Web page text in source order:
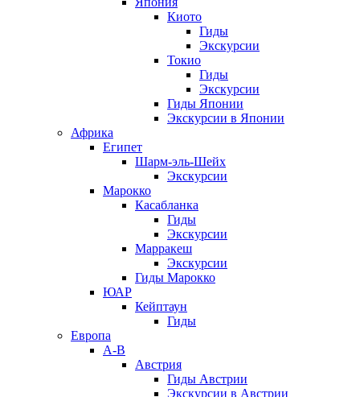
Киото
Гиды
Экскурсии
Токио
Гиды
Экскурсии
Гиды Японии
Экскурсии в Японии
Африка
Египет
Шарм-эль-Шейх
Экскурсии
Марокко
Касабланка
Гиды
Экскурсии
Марракеш
Экскурсии
Гиды Марокко
ЮАР
Кейптаун
Гиды
Европа
А-В
Австрия
Гиды Австрии
Экскурсии в Австрии